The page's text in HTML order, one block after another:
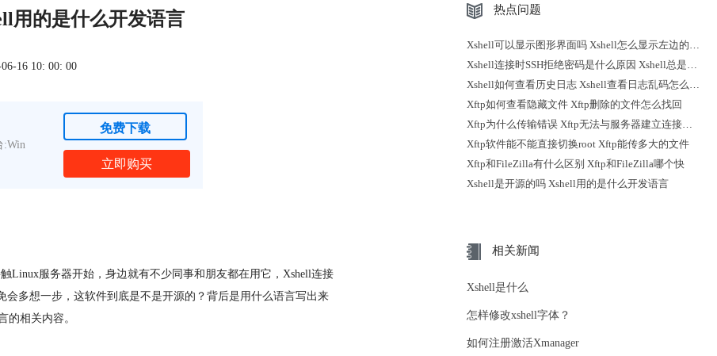
用的是什么开发语言
16 10: 00: 00
:Win
免费下载
立即购买
Linux服务器开始，身边就有不少同事和朋友都在用它，Xshell连接
多想一步，这软件到底是不是开源的？背后是用什么语言写出来
的相关内容。
热点问题
Xshell可以显示图形界面吗 Xshell怎么显示左边的会话
Xshell连接时SSH拒绝密码是什么原因 Xshell总是断开连接怎么办
Xshell如何查看历史日志 Xshell查看日志乱码怎么解决
Xftp如何查看隐藏文件 Xftp删除的文件怎么找回
Xftp为什么传输错误 Xftp无法与服务器建立连接怎么解决
Xftp软件能不能直接切换root Xftp能传多大的文件
Xftp和FileZilla有什么区别 Xftp和FileZilla哪个快
Xshell是开源的吗 Xshell用的是什么开发语言
相关新闻
Xshell是什么
怎样修改xshell字体？
如何注册激活Xmanager